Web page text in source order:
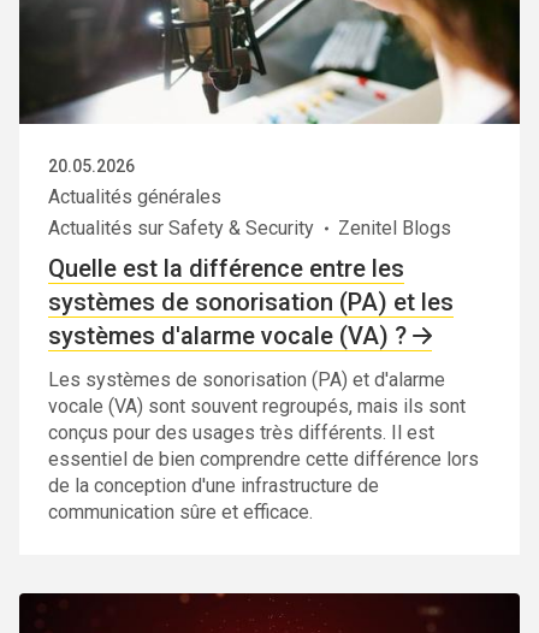
20.05.2026
Actualités générales
Actualités sur Safety & Security
Zenitel Blogs
Quelle est la différence entre les
systèmes de sonorisation (PA) et les
systèmes d'alarme vocale (VA) ?
Les systèmes de sonorisation (PA) et d'alarme
vocale (VA) sont souvent regroupés, mais ils sont
conçus pour des usages très différents. Il est
essentiel de bien comprendre cette différence lors
de la conception d'une infrastructure de
communication sûre et efficace.